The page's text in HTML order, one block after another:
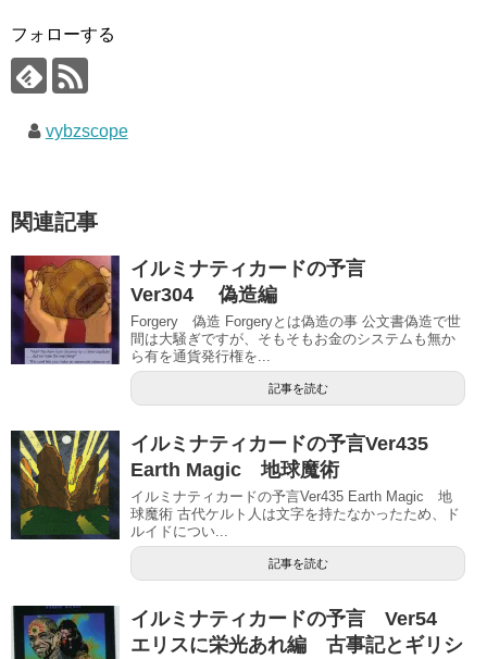
フォローする
vybzscope
関連記事
イルミナティカードの予言
Ver304 偽造編
Forgery 偽造 Forgeryとは偽造の事 公文書偽造で世
間は大騒ぎですが、そもそもお金のシステムも無か
ら有を通貨発行権を...
記事を読む
イルミナティカードの予言Ver435
Earth Magic 地球魔術
イルミナティカードの予言Ver435 Earth Magic 地
球魔術 古代ケルト人は文字を持たなかったため、ド
ルイドについ...
記事を読む
イルミナティカードの予言 Ver54
エリスに栄光あれ編 古事記とギリシ